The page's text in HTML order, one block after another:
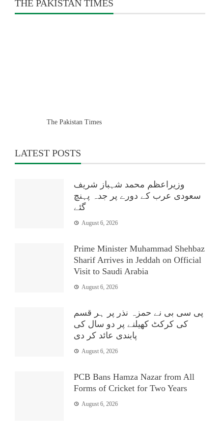
THE PAKISTAN TIMES
The Pakistan Times
LATEST POSTS
وزیراعظم محمد شہباز شریف
سعودی عرب کے دورے پر جدہ پہنچ
گئے
August 6, 2026
Prime Minister Muhammad Shehbaz
Sharif Arrives in Jeddah on Official
Visit to Saudi Arabia
August 6, 2026
پی سی بی نے حمزہ نذر پر ہر قسم
کی کرکٹ کھیلنے پر دو سال کی
پابندی عائد کر دی
August 6, 2026
PCB Bans Hamza Nazar from All
Forms of Cricket for Two Years
August 6, 2026